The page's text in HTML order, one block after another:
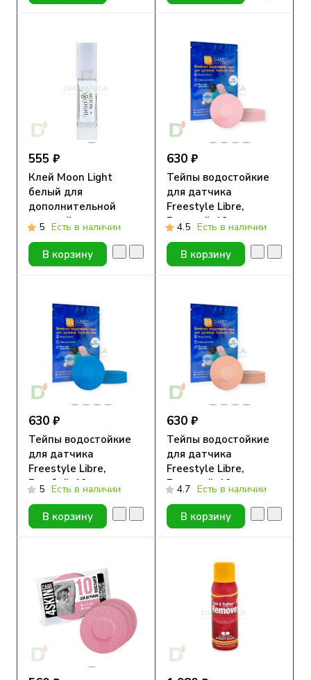
555 ₽
Клей Moon Light
белый для
дополнительной
подклейки
5 Есть в наличии
В корзину
630 ₽
Тейпы водостойкие
для датчика
Freestyle Libre,
Розовый, 10шт
4.5 Есть в наличии
В корзину
630 ₽
Тейпы водостойкие
для датчика
Freestyle Libre,
Голубой, 10шт
5 Есть в наличии
В корзину
630 ₽
Тейпы водостойкие
для датчика
Freestyle Libre,
Бежевый, 10шт
4.7 Есть в наличии
В корзину